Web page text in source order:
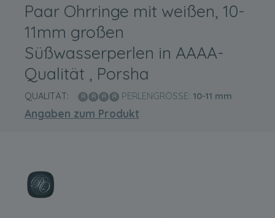
Paar Ohrringe mit weißen, 10-
11mm großen
Süßwasserperlen in AAAA-
Qualität , Porsha
QUALITÄT: PERLENGRÖSSE: 10-11 mm
Angaben zum Produkt